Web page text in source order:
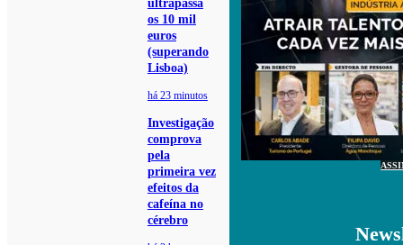
ultrapassa
os 10 mil
euros
(superando
Lisboa)
há 23 minutos
Investigação
comprova
pela
primeira vez
efeitos da
cafeína no
cérebro